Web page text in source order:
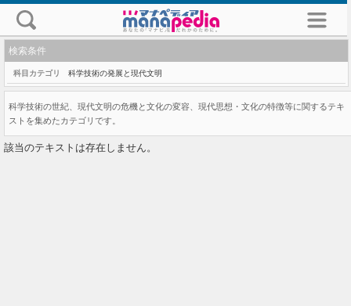
検索条件
科目カテゴリ 科学技術の発展と現代文明
科学技術の世紀、現代文明の危機と文化の変容、現代思想・文化の特徴等に関するテキ
ストを集めたカテゴリです。
該当のテキストは存在しません。